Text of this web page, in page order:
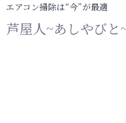
エアコン掃除は“今”が最適
芦屋人~あしやびと